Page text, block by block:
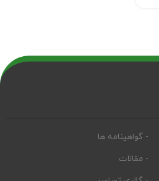
- گواهینامه ها
- مقالات